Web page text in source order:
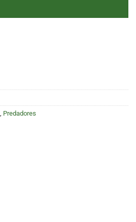
Predadores